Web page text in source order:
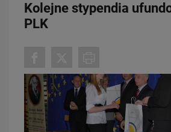
Kolejne stypendia
PLK
Budujemy nowoczesną kolej na Kaszubach
PRZECZYTAJ